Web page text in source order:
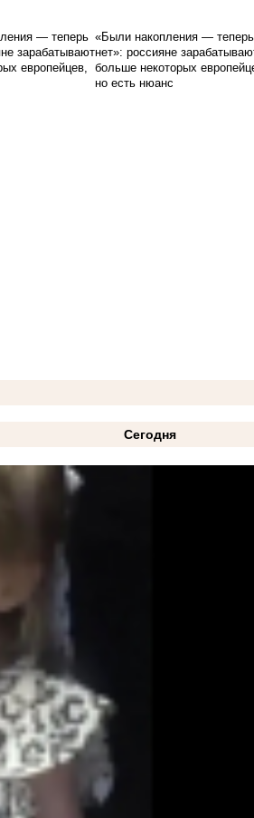
«Были накопления —
нет»: россияне
больше некоторых
но есть нюанс
Сегодня